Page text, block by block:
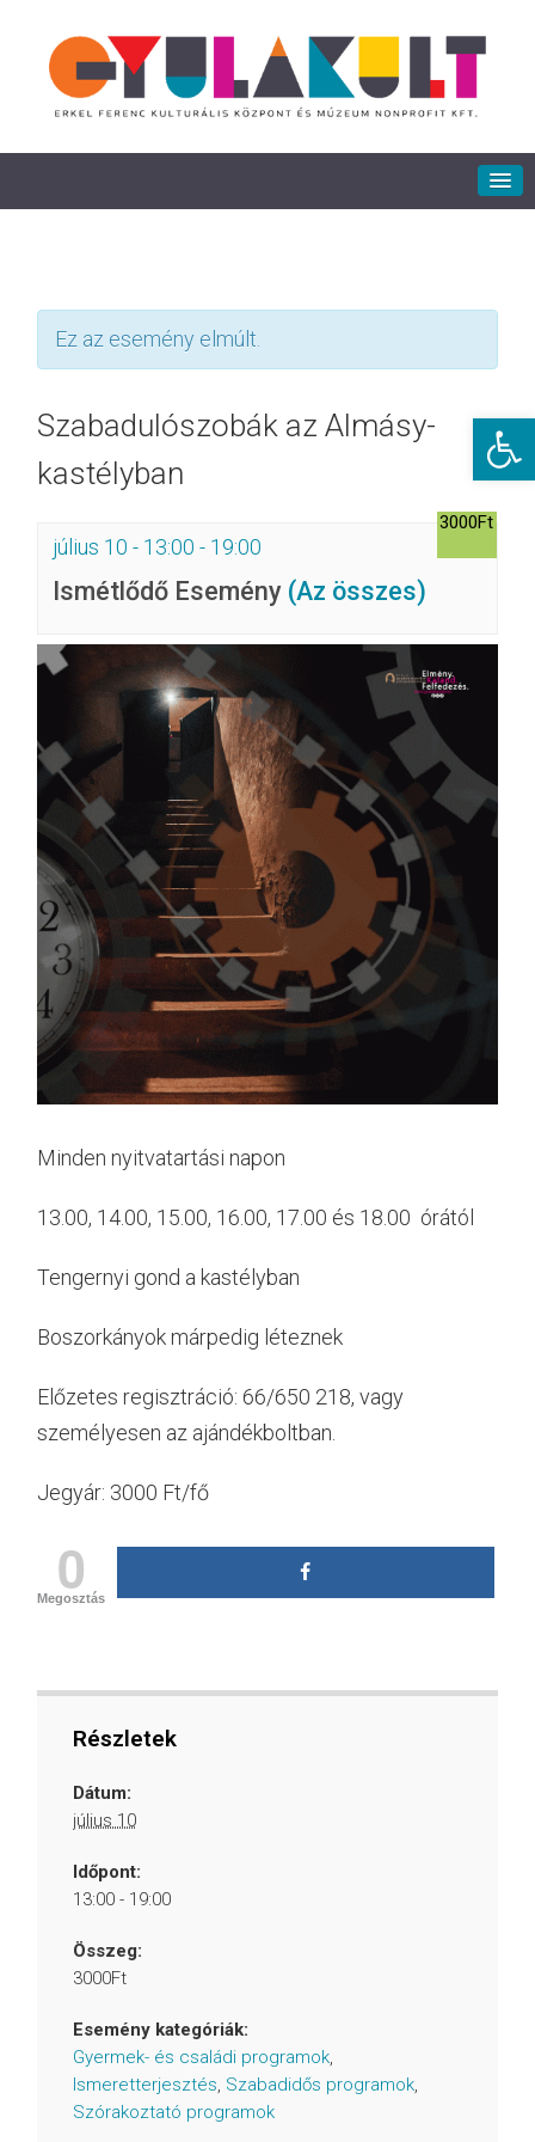
Ez az esemény elmúlt.
Szabadulószobák az Almásy-
kastélyban
július 10 - 13:00 - 19:00
Ismétlődő Esemény (Az összes)
3000Ft
Minden nyitvatartási napon
13.00, 14.00, 15.00, 16.00, 17.00 és 18.00 órától
Tengernyi gond a kastélyban
Boszorkányok márpedig léteznek
Előzetes regisztráció: 66/650 218, vagy
személyesen az ajándékboltban.
Jegyár: 3000 Ft/fő
0
Megosztás
Részletek
Dátum:
július 10
Időpont:
13:00 - 19:00
Összeg:
3000Ft
Esemény kategóriák:
Gyermek- és családi programok,
Ismeretterjesztés, Szabadidős programok,
Szórakoztató programok